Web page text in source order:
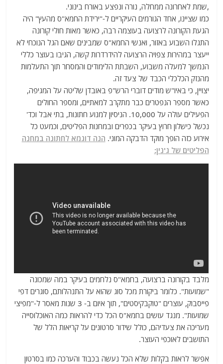
,שמת לאחרונה ממחלה, נורה ונפצע באורח בינוני.
כמו שציינו, אחד הגורמים העיקריים ל-"ירידת החמא"ס מהעץ" היה
הגעת הקורונה לרצועה בעוצמה רבה, כאשר מאות חולי קורונה
התגלו השבוע באזור, ואנשי החמא"ס שמבינים שאם הגל הנוכחי לא
ייעצר במהירות צפויה הרצועה להידרדרות קשה, הגיבו בעוצר כללי
הנמשך למעלה משבוע, השבתת הלימודים והמסחר תוך התעלמות
מהנזק הכלכלי הכבד של צעד זה.
יצויין, כי באיו"ש מודים דוברי הרש"פ באובדן שליטה על המגיפה,
כאשר מספר הנפטרים כבר מתקרב למאתיים, ומספר החולים
הפעילים עולה על 10,000. הניסיון למנוע חתונות, בתי אבל וכד'
נכשל כישלון חרוץ בעיקר בכפרים ובמחנות הפליטים, וכמעט כל
אירוע כזה הופך מוקד הדבקה המוני. הנה דוגמא לחתונה במחנה
הפליטים של ג'נין:
מלבד בקורונה ברצועה, בחמא"ס נלחמים בעיקר במה שמכונה
"שמועות". כלומר ביקורת מכל סוג שהוא על התנהלותם, סוגרים דפי
פייסבוק, עוצרים "טוקבקיסטים", תוך איום ב- 3 שנות מאסר ל-"מפיצי
שמועות". מנגד עושים בחמא"ס הכל כדי להראות כמה האוכלוסייה
מעריכה את צעדיהם, כולל שידור סרטונים על קריאות הלל של
התושבים לאוכפי העוצר.
אפשר לראות בקלות שלא הכל נעשה בכבוד והערכה כמו בסרטון